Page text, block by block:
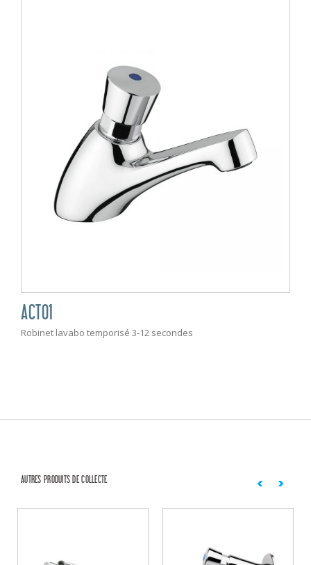
ACT01
Robinet lavabo temporisé 3-12 secondes
AUTRES PRODUITS DE COLLECTE